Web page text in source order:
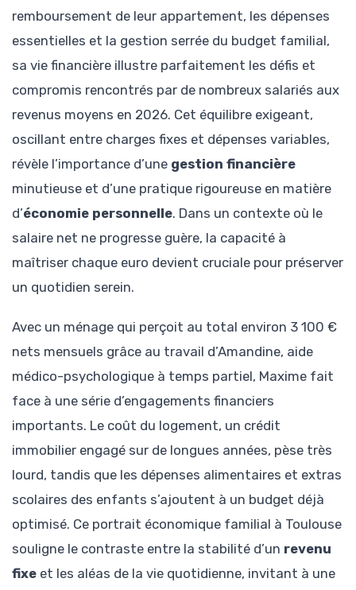
remboursement de leur appartement, les dépenses
essentielles et la gestion serrée du budget familial,
sa vie financière illustre parfaitement les défis et
compromis rencontrés par de nombreux salariés aux
revenus moyens en 2026. Cet équilibre exigeant,
oscillant entre charges fixes et dépenses variables,
révèle l’importance d’une gestion financière
minutieuse et d’une pratique rigoureuse en matière
d’économie personnelle. Dans un contexte où le
salaire net ne progresse guère, la capacité à
maîtriser chaque euro devient cruciale pour préserver
un quotidien serein.
Avec un ménage qui perçoit au total environ 3 100 €
nets mensuels grâce au travail d’Amandine, aide
médico-psychologique à temps partiel, Maxime fait
face à une série d’engagements financiers
importants. Le coût du logement, un crédit
immobilier engagé sur de longues années, pèse très
lourd, tandis que les dépenses alimentaires et extras
scolaires des enfants s’ajoutent à un budget déjà
optimisé. Ce portrait économique familial à Toulouse
souligne le contraste entre la stabilité d’un revenu
fixe et les aléas de la vie quotidienne, invitant à une